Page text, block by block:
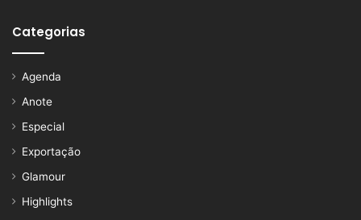
Categorias
Agenda
Anote
Especial
Exportação
Glamour
Highlights